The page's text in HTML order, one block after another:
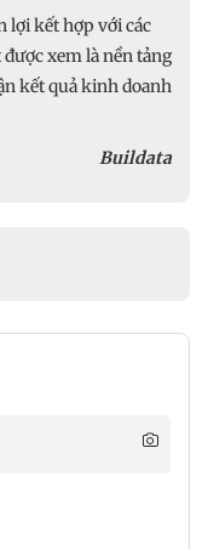
lợi kết hợp với các
xem là nền tảng
kết quả kinh doanh
Buildata